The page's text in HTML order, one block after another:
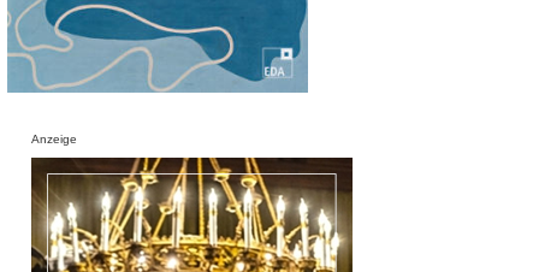
Anzeige